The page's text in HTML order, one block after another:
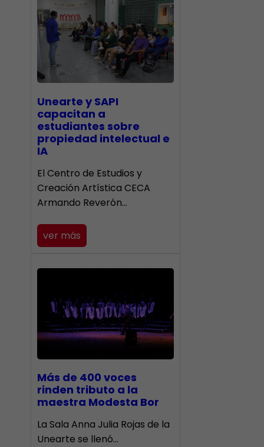
Unearte y SAPI
capacitan a
estudiantes sobre
propiedad intelectual e
IA
El Centro de Estudios y
Creación Artística CECA
Armando Reverón…
ver más
Más de 400 voces
rinden tributo a la
maestra Modesta Bor
​La Sala Anna Julia Rojas de la
Unearte se llenó…